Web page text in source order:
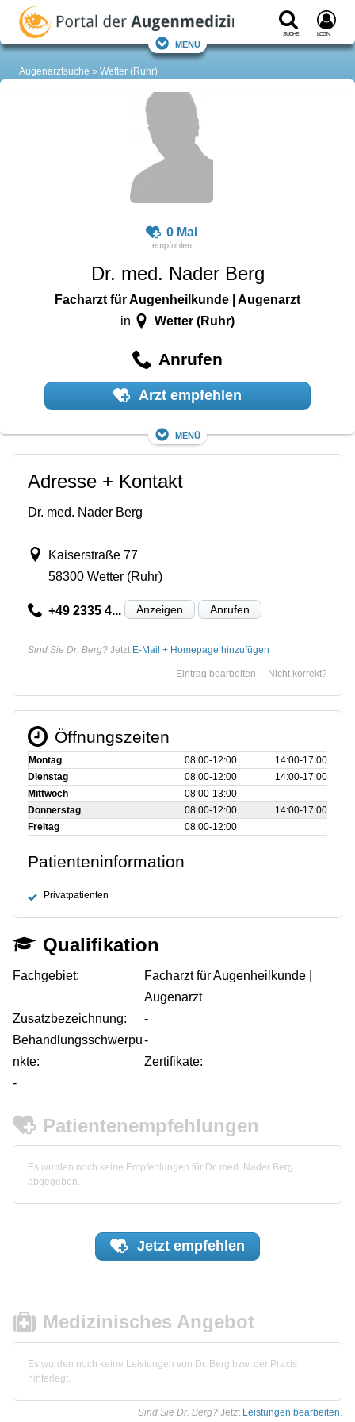
Suche Login
Menü
Augenarztsuche Wetter (Ruhr)
0 Mal
Dr. med. Nader Berg
Facharzt für Augenheilkunde | Augenarzt
in Wetter (Ruhr)
Anrufen
Arzt empfehlen
Menü
Adresse + Kontakt
Dr. med. Nader Berg
Kaiserstraße 77
58300 Wetter (Ruhr)
+49 2335 4... Anzeigen Anrufen
Sind Sie Dr. Berg? Jetzt E-Mail + Homepage hinzufügen
Nicht korrekt?
Eintrag bearbeiten
Öffnungszeiten
Montag 08:00‑12:00
14:00‑17:00
Dienstag
08:00‑12:00
14:00‑17:00
Mittwoch
08:00‑13:00
Donnerstag
08:00‑12:00
14:00‑17:00
Freitag
08:00‑12:00
Patienteninformation
Privatpatienten
Qualifikation
Fachgebiet:
Facharzt für Augenheilkunde |
Augenarzt
Zusatzbezeichnung:
-
Behandlungsschwerpu
nkte:
-
Zertifikate:
-
Patientenempfehlungen
Es wurden noch keine Empfehlungen für Dr. med. Nader Berg
abgegeben.
Jetzt empfehlen
Medizinisches Angebot
Es wurden noch keine Leistungen von Dr. Berg bzw. der Praxis
hinterlegt.
Sind Sie Dr. Berg? Jetzt Leistungen bearbeiten.